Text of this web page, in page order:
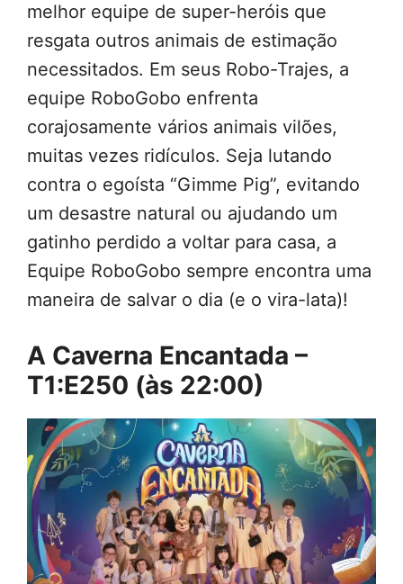
melhor equipe de super-heróis que
resgata outros animais de estimação
necessitados. Em seus Robo-Trajes, a
equipe RoboGobo enfrenta
corajosamente vários animais vilões,
muitas vezes ridículos. Seja lutando
contra o egoísta “Gimme Pig”, evitando
um desastre natural ou ajudando um
gatinho perdido a voltar para casa, a
Equipe RoboGobo sempre encontra uma
maneira de salvar o dia (e o vira-lata)!
A Caverna Encantada –
T1:E250 (às 22:00)